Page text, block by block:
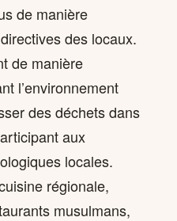
de manière
des locaux.
de manière
l’environnement
des déchets dans
aux
locales.
régionale,
musulmans,